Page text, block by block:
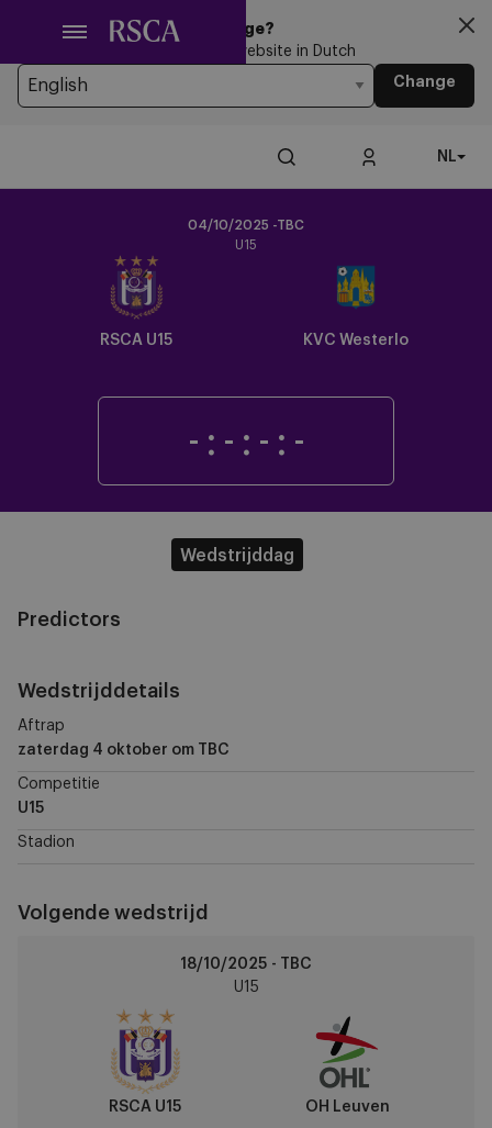
hoofdinhoud
Looking for another Language?
You’re currently browsing the website in Dutch
Change
NL
04/10/2025 -TBC
U15
Crest
Dark
RSCA U15 KVC Westerlo
- : - : - : -
Wedstrijddag
Predictors
Wedstrijddetails
Aftrap
zaterdag 4 oktober om TBC
Competitie
U15
Stadion
Volgende wedstrijd
18/10/2025 - TBC
U15
RSCA U15 OH Leuven